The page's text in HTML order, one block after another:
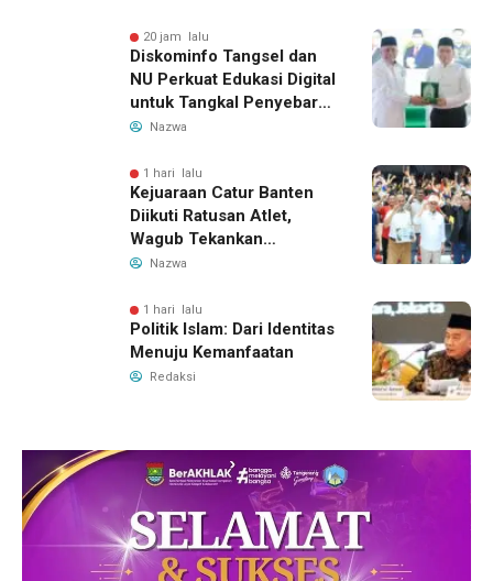
20 jam lalu
Diskominfo Tangsel dan
NU Perkuat Edukasi Digital
untuk Tangkal Penyebaran
Hoaks
Nazwa
1 hari lalu
Kejuaraan Catur Banten
Diikuti Ratusan Atlet,
Wagub Tekankan
Pembinaan Dini
Nazwa
1 hari lalu
Politik Islam: Dari Identitas
Menuju Kemanfaatan
Redaksi